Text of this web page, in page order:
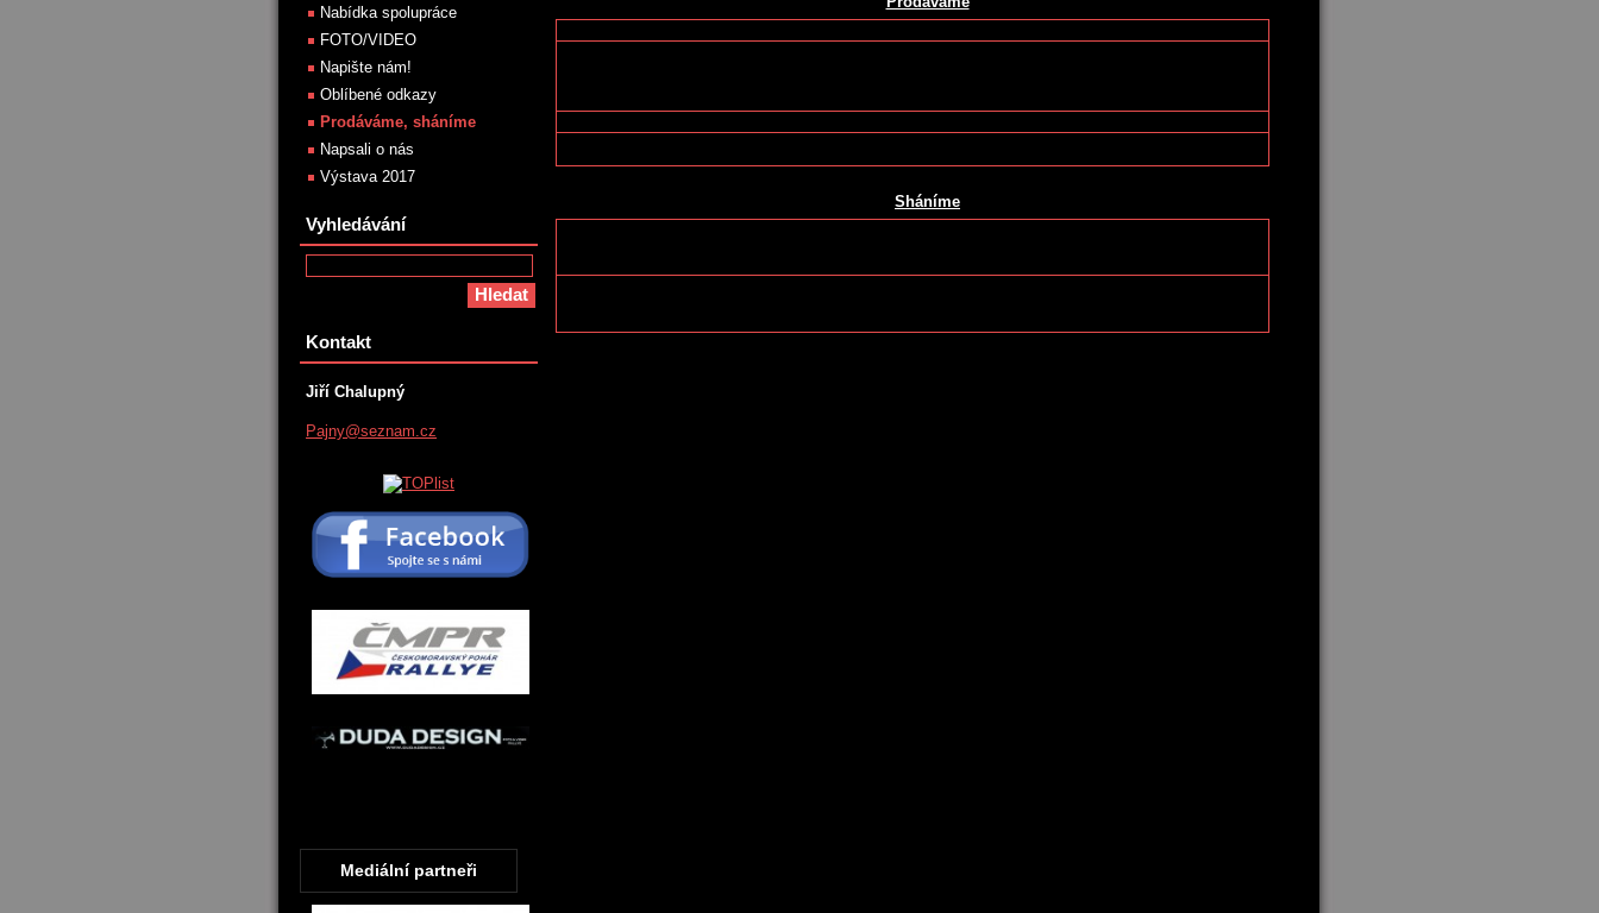
Sháníme
Nabídka spolupráce
FOTO/VIDEO
Napište nám!
Oblíbené odkazy
Prodáváme, sháníme
Napsali o nás
Výstava 2017
Vyhledávání
Kontakt
Jiří Chalupný
Pajny@seznam.cz
Mediální partneři